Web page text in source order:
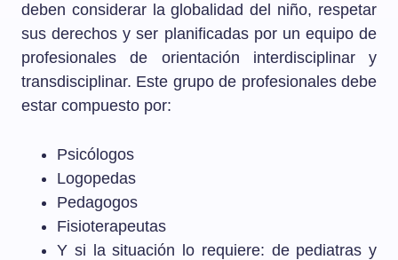
deben considerar la globalidad del niño, respetar
sus derechos y ser planificadas por un equipo de
profesionales de orientación interdisciplinar y
transdisciplinar. Este grupo de profesionales debe
estar compuesto por:
Psicólogos
Logopedas
Pedagogos
Fisioterapeutas
Y si la situación lo requiere: de pediatras y